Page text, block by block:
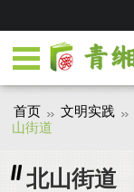
首页 文明实践
山街道
北山街道